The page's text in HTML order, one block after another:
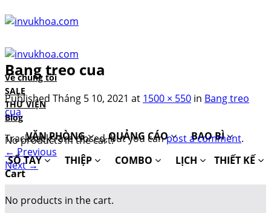
to
Về chúng tôi
SALE
THƯ VIỆN
Blog
No products in the cart.
VĂN PHÒNG QUẢNG CÁO
BAO BÌ
SỔ TAY
THIỆP COMBO LỊCH
THIẾT KẾ
Cart
No products in the cart.
Bang treo cua
Published Tháng 5 10, 2021 at 1500 × 550 in Bang treo
cua
Trackbacks are closed, but you canpost a comment.
← Previous
Next→